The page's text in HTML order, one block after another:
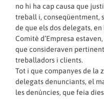
no hi ha cap causa que
treball i, conseqüentment,
de que els dos delegats,
Comitè d’Empresa
que consideraven
treballadors i clients.
Tot i que companyes de la
delegats denunciants, el
les denúncies, que feia